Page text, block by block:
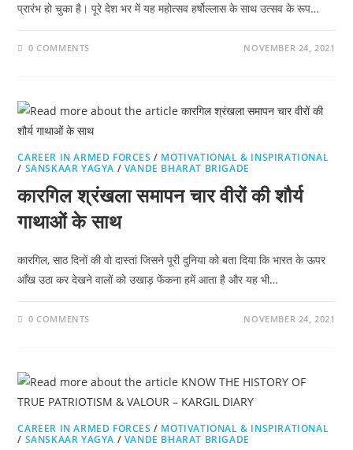
प्रारंभ हो चुका है। पूरे देश भर में यह महोत्सव हर्षोल्लास के साथ उत्सव के रूप…
0 COMMENTS NOVEMBER 24, 2021
CAREER IN ARMED FORCES / MOTIVATIONAL & INSPIRATIONAL
/ SANSKAAR YAGYA / VANDE BHARAT BRIGADE
कारगिल श्रंखला समापन चार वीरों की शौर्य
गाथाओं के साथ
कारगिल, साठ दिनों की वो दास्तां जिसने पूरी दुनिया को बता दिया कि भारत के ऊपर
आँख उठा कर देखने वालों को उखाड़ फेंकना हमें आता है और यह भी…
0 COMMENTS NOVEMBER 24, 2021
CAREER IN ARMED FORCES / MOTIVATIONAL & INSPIRATIONAL
/ SANSKAAR YAGYA / VANDE BHARAT BRIGADE